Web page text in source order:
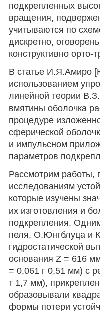
подкрепленных
вращения,
учитываются по
дискретно,
конструктивно орто-
В статье И.Я.Амиро
использованием
линейной теории
вмятины оболочка
процедуре
сферической
и импульсном
параметров
Рассмотрим работы,
исследованиям
которые изучены
их изготовления и
подкрепления.
пеля, О.Юнгблуца и
гидростатической
основания Z = 616
= 0,061 г 0,51 мм) с
т 1,7 мм),
образовывали
формы потери